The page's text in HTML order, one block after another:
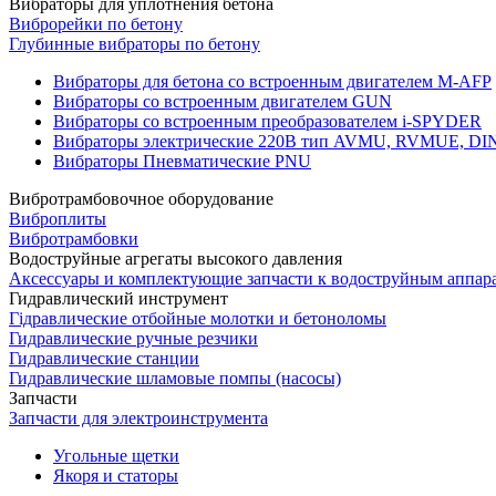
Вибраторы для уплотнения бетона
Виброрейки по бетону
Глубинные вибраторы по бетону
Вибраторы для бетона со встроенным двигателем M-AFP
Вибраторы со встроенным двигателем GUN
Вибраторы со встроенным преобразователем i-SPYDER
Вибраторы электрические 220B тип AVMU, RVMUE,
Вибраторы Пневматические PNU
Вибротрамбовочное оборудование
Виброплиты
Вибротрамбовки
Водоструйные агрегаты высокого давления
Аксессуары и комплектующие запчасти к водоструйным
Гидравлический инструмент
Гідравлические отбойные молотки и бетоноломы
Гидравлические ручные резчики
Гидравлические станции
Гидравлические шламовые помпы (насосы)
Запчасти
Запчасти для электроинструмента
Угольные щетки
Якоря и статоры